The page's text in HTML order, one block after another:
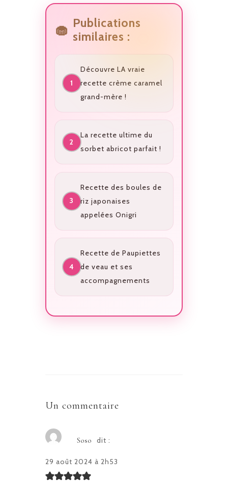
Publications
similaires :
Découvre LA vraie
recette crème caramel
grand-mère !
La recette ultime du
sorbet abricot parfait !
Recette des boules de
riz japonaises
appelées Onigri
Recette de Paupiettes
de veau et ses
accompagnements
Un commentaire
Soso dit :
29 août 2024 à 2h53